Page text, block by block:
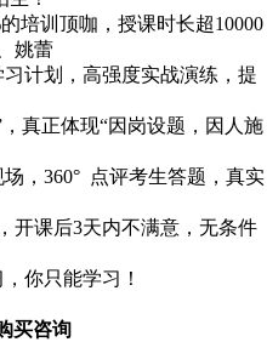
培训顶咖，授课时长超10000
姚蕾
计划，高强度实战演练，提
真正体现“因岗设题，因人施
，360° 点评考生答题，真实
课后3天内不满意，无条件
你只能学习！
买咨询